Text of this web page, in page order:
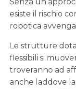
Senza un
esiste il rischio
robotica
Le strutture
flessibili si
troveranno ad
anche laddove